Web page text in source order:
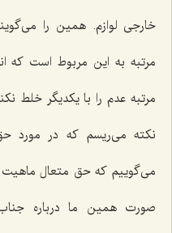
خارجى لوازم. همین را
مرتبه به این مربوط است كه
مرتبه عدم را با یكدیگر خلط
نكته مى‌ریسم كه در مورد
مى‌گوییم كه حق متعال ماهیت
صورت همین ما درباره